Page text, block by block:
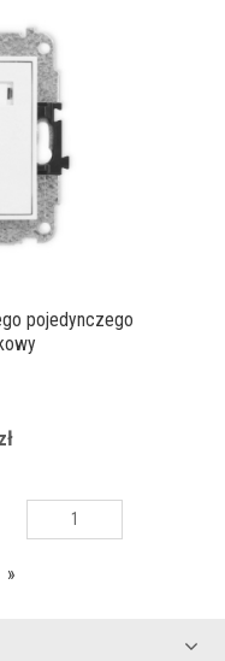
pojedynczego
»